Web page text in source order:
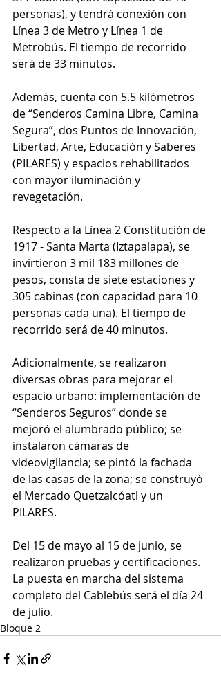
personas), y tendrá conexión con
Línea 3 de Metro y Línea 1 de
Metrobús. El tiempo de recorrido
será de 33 minutos.
Además, cuenta con 5.5 kilómetros
de “Senderos Camina Libre, Camina
Segura”, dos Puntos de Innovación,
Libertad, Arte, Educación y Saberes
(PILARES) y espacios rehabilitados
con mayor iluminación y
revegetación.
Respecto a la Línea 2 Constitución de
1917 - Santa Marta (Iztapalapa), se
invirtieron 3 mil 183 millones de
pesos, consta de siete estaciones y
305 cabinas (con capacidad para 10
personas cada una). El tiempo de
recorrido será de 40 minutos.
Adicionalmente, se realizaron
diversas obras para mejorar el
espacio urbano: implementación de
“Senderos Seguros” donde se
mejoró el alumbrado público; se
instalaron cámaras de
videovigilancia; se pintó la fachada
de las casas de la zona; se construyó
el Mercado Quetzalcóatl y un
PILARES.
Del 15 de mayo al 15 de junio, se
realizaron pruebas y certificaciones.
La puesta en marcha del sistema
completo del Cablebús será el día 24
de julio.
Bloque 2